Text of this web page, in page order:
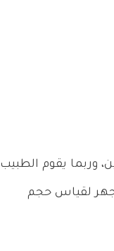
يقوم الطبيب
لقياس حجم